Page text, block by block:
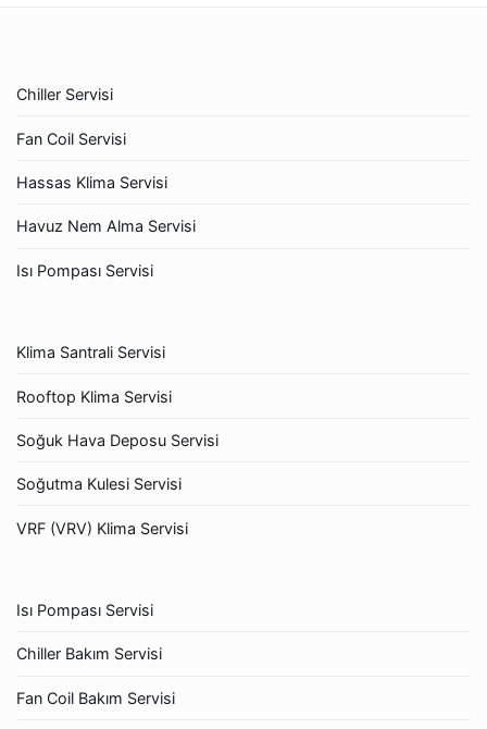
Chiller Servisi
Fan Coil Servisi
Hassas Klima Servisi
Havuz Nem Alma Servisi
Isı Pompası Servisi
Klima Santrali Servisi
Rooftop Klima Servisi
Soğuk Hava Deposu Servisi
Soğutma Kulesi Servisi
VRF (VRV) Klima Servisi
Isı Pompası Servisi
Chiller Bakım Servisi
Fan Coil Bakım Servisi